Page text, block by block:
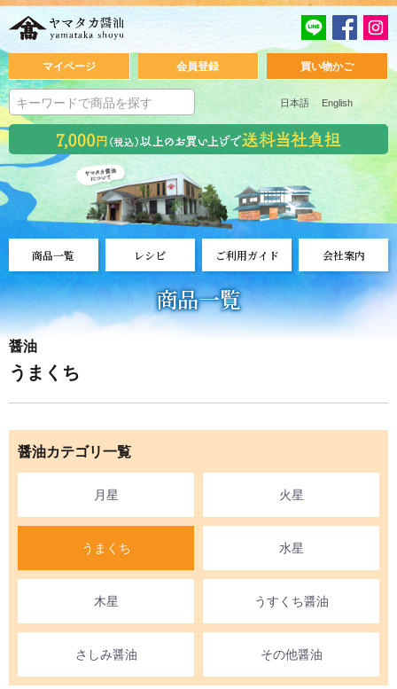
マイページ 会員登録 買い物かご
日本語 English
商品一覧 レシピ ご利用ガイド 会社案内
商品一覧
醤油
うまくち
醤油カテゴリ一覧
月星 火星
うまくち 水星
木星 うすくち醤油
さしみ醤油 その他醤油